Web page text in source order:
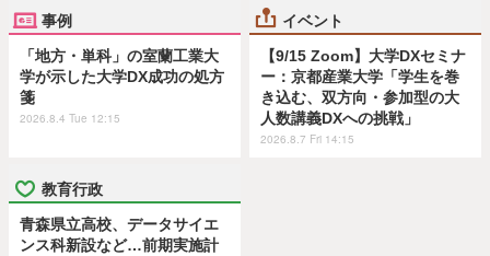
事例
「地方・単科」の室蘭工業大
学が示した大学DX成功の処方
箋
2026.8.4 Tue 12:15
イベント
【9/15 Zoom】大学DXセミナ
ー：京都産業大学「学生を巻
き込む、双方向・参加型の大
人数講義DXへの挑戦」
2026.8.7 Fri 14:15
教育行政
青森県立高校、データサイエ
ンス科新設など…前期実施計